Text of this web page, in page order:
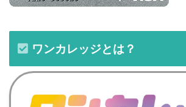
ワンカレッジとは？